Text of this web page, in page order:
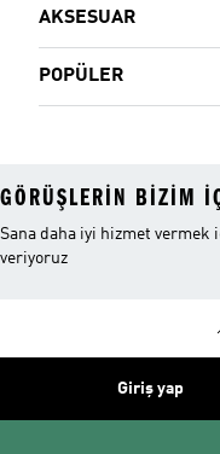
AKSESUAR
POPÜLER
GÖRÜŞLERIN BIZIM
Sana daha iyi hizmet vermek
veriyoruz
Giriş yap